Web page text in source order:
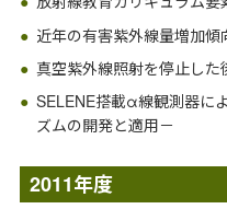
近年の有害紫外線量増加傾
真空紫外線照射を停止し
SELENE搭載α線観測器に
ズムの開発と適用－
2011年度